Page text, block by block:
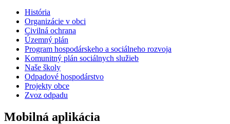
História
Organizácie v obci
Civilná ochrana
Územný plán
Program hospodárskeho a sociálneho rozvoja
Komunitný plán sociálnych služieb
Naše školy
Odpadové hospodárstvo
Projekty obce
Zvoz odpadu
Mobilná aplikácia